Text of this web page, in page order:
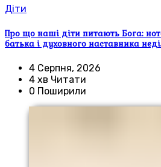
Діти
Про що наші діти питають Бога:
батька і духовного наставника
4 Серпня, 2026
4 хв Читати
0 Поширили